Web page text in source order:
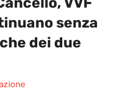
senza
dei due